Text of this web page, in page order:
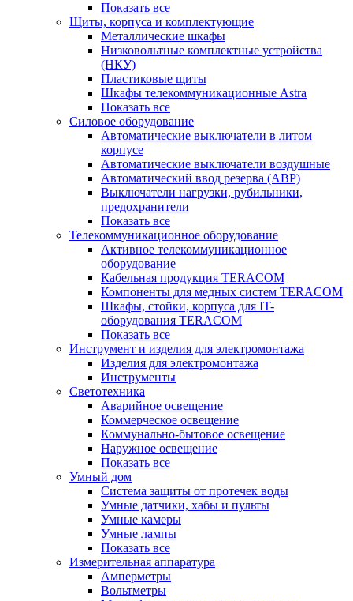
Показать все
Щиты, корпуса и комплектующие
Металлические шкафы
Низковольтные комплектные устройства
(НКУ)
Пластиковые щиты
Шкафы телекоммуникационные Astra
Показать все
Силовое оборудование
Автоматические выключатели в литом
корпусе
Автоматические выключатели воздушные
Автоматический ввод резерва (АВР)
Выключатели нагрузки, рубильники,
предохранители
Показать все
Телекоммуникационное оборудование
Активное телекоммуникационное
оборудование
Кабельная продукция TERACOM
Компоненты для медных систем TERACOM
Шкафы, стойки, корпуса для IT-
оборудования TERACOM
Показать все
Инструмент и изделия для электромонтажа
Изделия для электромонтажа
Инструменты
Светотехника
Аварийное освещение
Коммерческое освещение
Коммунально-бытовое освещение
Наружное освещение
Показать все
Умный дом
Система защиты от протечек воды
Умные датчики, хабы и пульты
Умные камеры
Умные лампы
Показать все
Измерительная аппаратура
Амперметры
Вольтметры